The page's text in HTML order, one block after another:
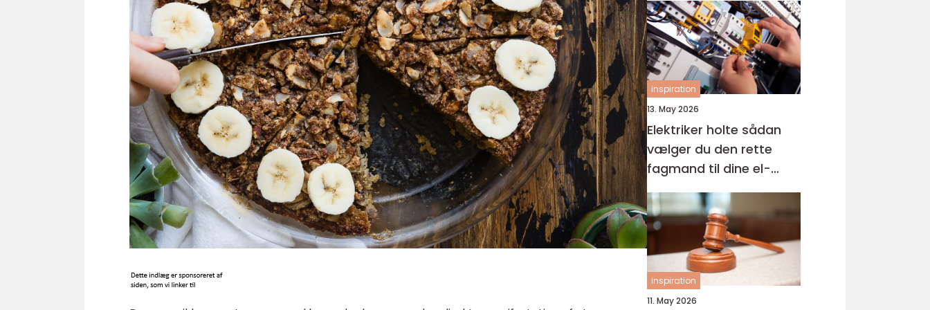
inspiration
13. May 2026
Elektriker holte sådan
vælger du den rette
fagmand til dine el-
opgaver
inspiration
11. May 2026